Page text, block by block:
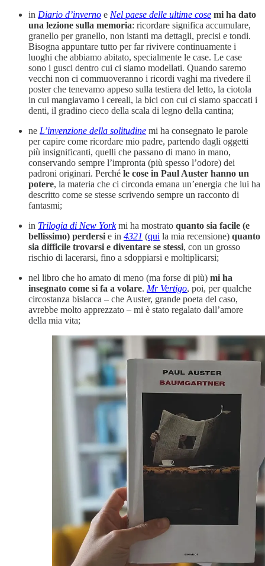
in Diario d’inverno e Nel paese delle ultime cose mi ha dato
una lezione sulla memoria: ricordare significa accumulare,
granello per granello, non istanti ma dettagli, precisi e tondi.
Bisogna appuntare tutto per far rivivere continuamente i
luoghi che abbiamo abitato, specialmente le case. Le case
sono i gusci dentro cui ci siamo modellati. Quando saremo
vecchi non ci commuoveranno i ricordi vaghi ma rivedere il
poster che tenevamo appeso sulla testiera del letto, la ciotola
in cui mangiavamo i cereali, la bici con cui ci siamo spaccati i
denti, il gradino cieco della scala di legno della cantina;
ne L’invenzione della solitudine mi ha consegnato le parole
per capire come ricordare mio padre, partendo dagli oggetti
più insignificanti, quelli che passano di mano in mano,
conservando sempre l’impronta (più spesso l’odore) dei
padroni originari. Perché le cose in Paul Auster hanno un
potere, la materia che ci circonda emana un’energia che lui ha
descritto come se stesse scrivendo sempre un racconto di
fantasmi;
in Trilogia di New Yorkmi ha mostrato quanto sia facile (e
bellissimo) perdersi e in 4321 (qui la mia recensione) quanto
sia difficile trovarsi e diventare se stessi, con un grosso
rischio di lacerarsi, fino a sdoppiarsi e moltiplicarsi;
nel libro che ho amato di meno (ma forse di più) mi ha
insegnato come si fa a volare. Mr Vertigo, poi, per qualche
circostanza bislacca – che Auster, grande poeta del caso,
avrebbe molto apprezzato – mi è stato regalato dall’amore
della mia vita;